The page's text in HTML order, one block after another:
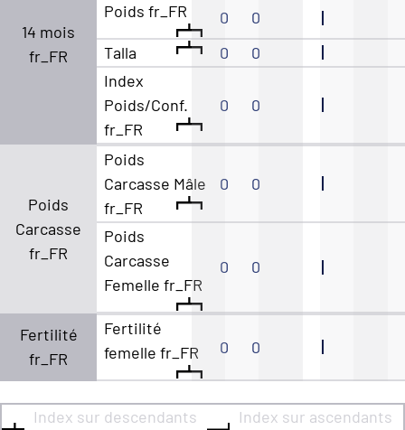
14 mois
fr_FR
Poids fr_FR 0
0
Talla
0
0
Index
Poids/Conf.
fr_FR
0 0
Poids
Carcasse
fr_FR
Poids
Carcasse Mâle
fr_FR
0 0
Poids
Carcasse
Femelle fr_FR
0 0
Fertilité
fr_FR
Fertilité
femelle fr_FR
0 0
Index sur descendants
Index sur ascendants